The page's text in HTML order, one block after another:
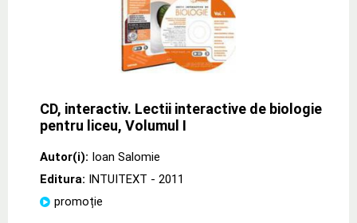
CD, interactiv. Lectii interactive de biologie
pentru liceu, Volumul I
Autor(i): Ioan Salomie
Editura: INTUITEXT - 2011
promoție